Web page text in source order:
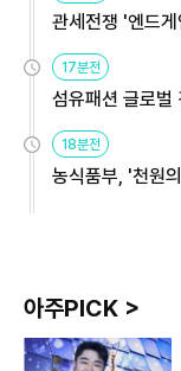
관세전쟁 '엔드
17분전
섬유패션 글로
18분전
농식품부, '천원
아주PICK >